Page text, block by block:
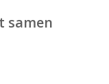
samen